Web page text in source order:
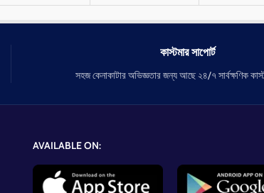
কাস্টমার সাপোর্ট
সহজ কেনাকাটার অভিজ্ঞতার জন্য আছে ২৪/৭ সার্বক্ষণিক
AVAILABLE ON: